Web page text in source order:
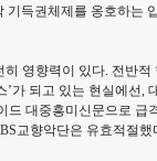
기득권체제를 옹호하
영향력이 있다. 전반
가 되고 있는 현실에
드 대중흥미신문으로
교향악단은 유효적절했